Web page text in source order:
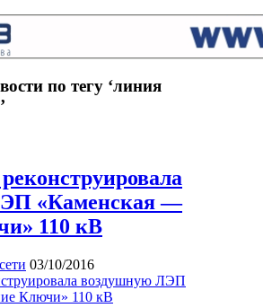
по тегу ‘линия
«Каменская —
110 кВ
03/10/2016